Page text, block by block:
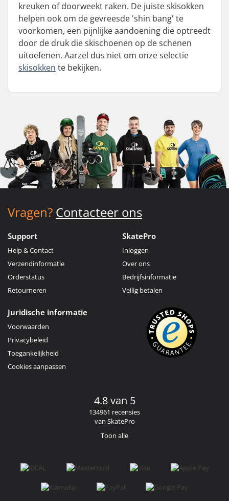
kreuken of doorweekt raken. De juiste skisokken
helpen ook om de gevreesde 'shin bang' te
voorkomen, een pijnlijke aandoening die optreedt
door de druk die skischoenen op de schenen
uitoefenen. Aarzel dus niet om onze selectie
skisokken te bekijken.
Vragen? Contacteer ons
Support
Help & Contact
Verzendinformatie
Orderstatus
Retourneren
SkatePro
Inloggen
Over ons
Bedrijfsinformatie
Veilig betalen
Juridische informatie
Voorwaarden
Privacybeleid
Toegankelijkheid
Cookies aanpassen
4.8 van 5
134961 recensies
van SkatePro
Toon alle